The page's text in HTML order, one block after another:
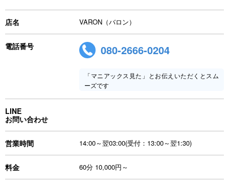
店名 VARON（バロン）
電話番号 080-2666-0204
「マニアックス見た」とお伝えいただくとスム
ーズです
LINE
お問い合わせ
営業時間 14:00～翌03:00(受付：13:00～翌1:30)
料金 60分 10,000円～